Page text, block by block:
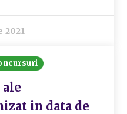
2021
in data de